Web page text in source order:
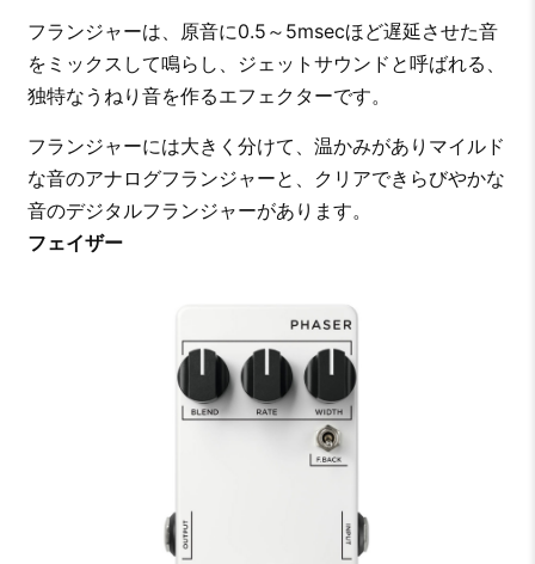
フランジャーは、原音に0.5～5msecほど遅延させた音
をミックスして鳴らし、ジェットサウンドと呼ばれる、
独特なうねり音を作るエフェクターです。
フランジャーには大きく分けて、温かみがありマイルド
な音のアナログフランジャーと、クリアできらびやかな
音のデジタルフランジャーがあります。
フェイザー